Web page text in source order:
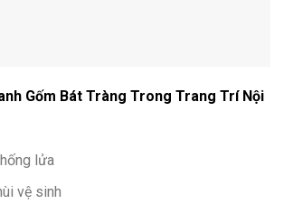
Gốm Bát Tràng Trong Trang Trí Nội
lửa
vệ sinh